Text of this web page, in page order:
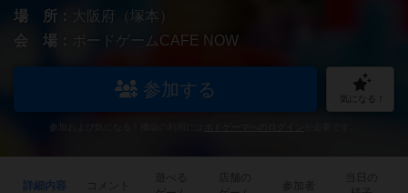
場 所：
大阪府（塚本）
会 場：
ボードゲームCAFE NOW
参加する 気になる！
詳細内容